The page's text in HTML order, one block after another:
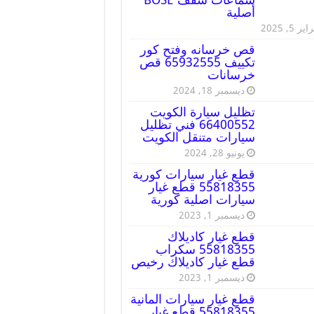
أصلية
5, 2025
قص خرسانه وفتح كور
تكييف 65932555 قص
خرسانات
ديسمبر 18, 2024
تظليل سيارة الكويت
66400552 فني تظليل
سيارات متنقل الكويت
يونيو 28, 2024
قطع غيار سيارات كورية
55818355 قطع غيار
سيارات اصلية كورية
ديسمبر 1, 2023
قطع غيار كاديلاك
55818355 سكراب
قطع غيار كاديلاك رخيص
ديسمبر 1, 2023
قطع غيار سيارات المانية